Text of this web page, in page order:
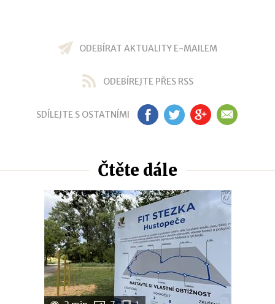
ODEBÍRAT AKTUALITY E-MAILEM
ODEBÍREJTE PŘES RSS
SDÍLEJTE S OSTATNÍMI FB TW GP EM
Čtěte dále